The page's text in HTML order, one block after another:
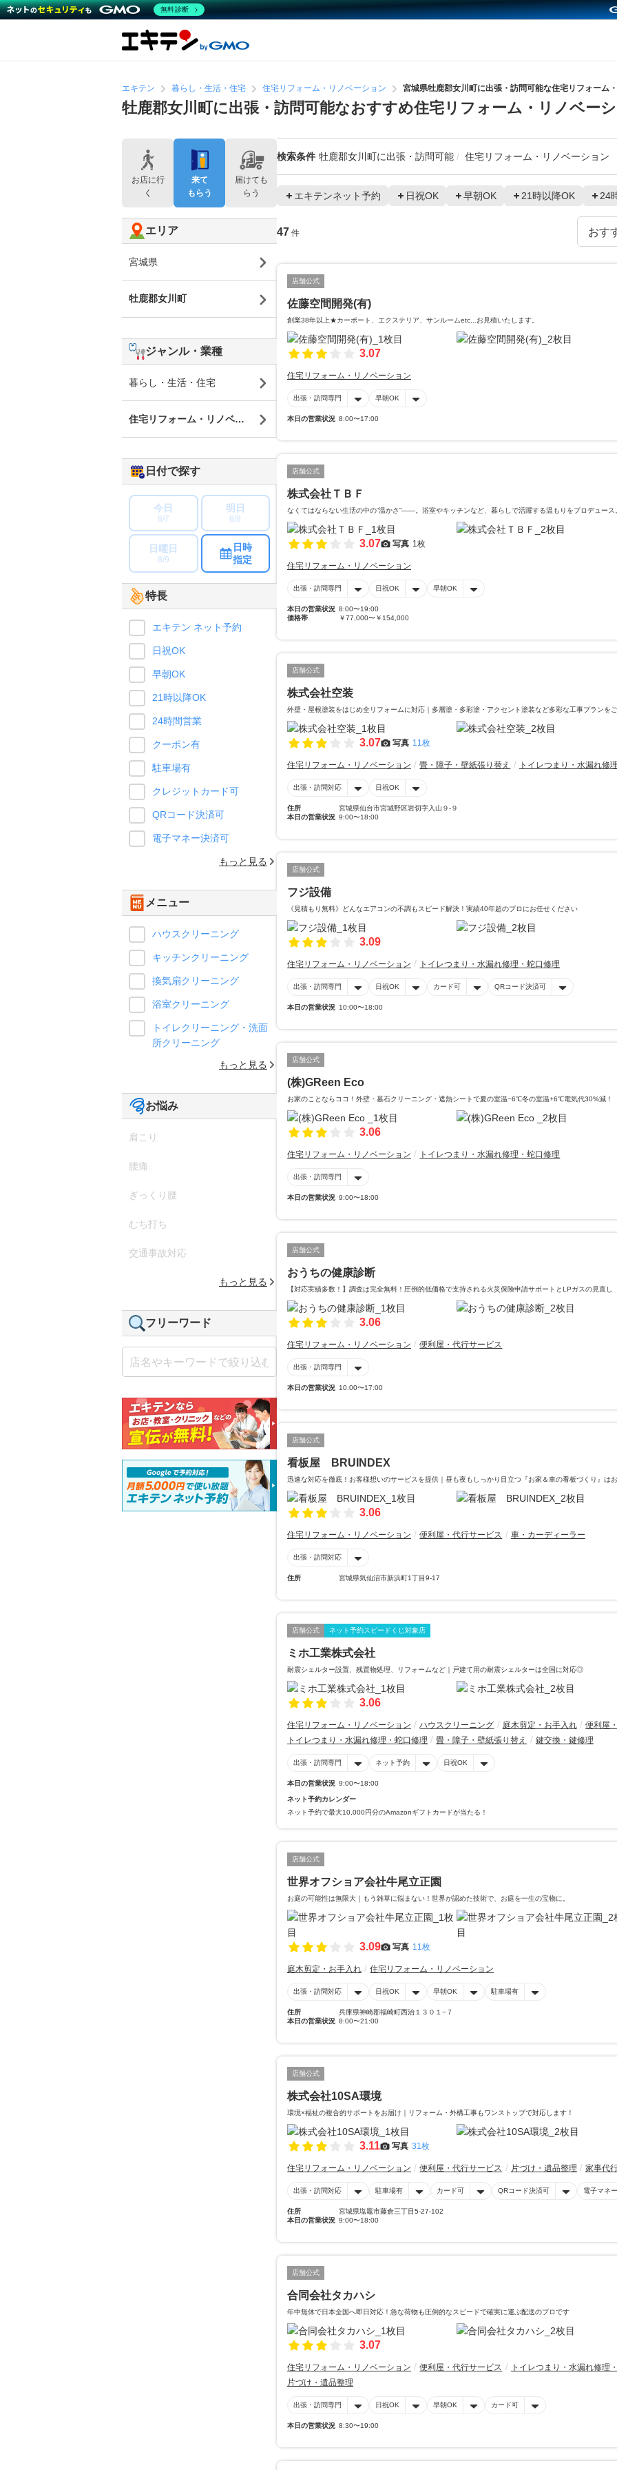
エキテン 暮らし・生活・住宅 住宅リフォーム・リノベーション 宮城県牡鹿郡女川町に出張・訪問可能な住宅リフォーム
牡鹿郡女川町に出張・訪問可能なおすすめ住宅リフォーム・リノベー
検索条件 牡鹿郡女川町に出張・訪問可能 住宅リフォーム・リノベーション
エキテンネット予約 日祝OK 早朝OK 21時以降OK 24
47 件
店舗公式
佐藤空間開発(有)
創業38年以上★カーポート、エクステリア、サンルームetc...お見積いたします。
3.07
住宅リフォーム・リノベーション
出張・訪問専門 早朝OK
本日の営業状況 8:00〜17:00
店舗公式
株式会社ＴＢＦ
なくてはならない生活の中の“温かさ”――。浴室やキッチンなど、暮らしで活躍する温もりをプロデュース
3.07 写真 1枚
住宅リフォーム・リノベーション
出張・訪問専門 日祝OK 早朝OK
本日の営業状況 8:00〜19:00
価格帯
￥77,000〜￥154,000
店舗公式
株式会社空装
外壁・屋根塗装をはじめ全リフォームに対応｜多層塗・多彩塗・アクセント塗装など多彩な工事プランを
3.07 写真 11枚
住宅リフォーム・リノベーション 畳・障子・壁紙張り替え トイレつまり・水漏れ修
出張・訪問対応 日祝OK
住所
宮城県仙台市宮城野区岩切字入山９-９
本日の営業状況 9:00〜18:00
店舗公式
フジ設備
《見積もり無料》どんなエアコンの不調もスピード解決！実績40年超のプロにお任せください
3.09
住宅リフォーム・リノベーション トイレつまり・水漏れ修理・蛇口修理
出張・訪問専門 日祝OK カード可 QRコード決済可
本日の営業状況 10:00〜18:00
店舗公式
(株)GReen Eco
お家のことならココ！外壁・墓石クリーニング・遮熱シートで夏の室温−6℃冬の室温+6℃電気代30%減！
3.06
住宅リフォーム・リノベーション トイレつまり・水漏れ修理・蛇口修理
出張・訪問専門
本日の営業状況 9:00〜18:00
店舗公式
おうちの健康診断
【対応実績多数！】調査は完全無料！圧倒的低価格で支持される火災保険申請サポートとLPガスの見直し
3.06
住宅リフォーム・リノベーション 便利屋・代行サービス
出張・訪問専門
本日の営業状況 10:00〜17:00
店舗公式
看板屋 BRUINDEX
迅速な対応を徹底！お客様想いのサービスを提供｜昼も夜もしっかり目立つ『お家＆車の看板づくり』は
3.06
住宅リフォーム・リノベーション 便利屋・代行サービス 車・カーディーラー
出張・訪問対応
住所 宮城県気仙沼市新浜町1丁目9-17
店舗公式 ネット予約スピードくじ対象店
ミホ工業株式会社
耐震シェルター設置、残置物処理、リフォームなど｜戸建て用の耐震シェルターは全国に対応◎
3.06
住宅リフォーム・リノベーション ハウスクリーニング 庭木剪定・お手入れ
便利屋
トイレつまり・水漏れ修理・蛇口修理
畳・障子・壁紙張り替え 鍵交換・鍵修理
出張・訪問専門 ネット予約 日祝OK
本日の営業状況 9:00〜18:00
ネット予約カレンダー
ネット予約で最大10,000円分のAmazonギフトカードが当たる！
店舗公式
世界オフショア会社牛尾立正園
お庭の可能性は無限大｜もう雑草に悩まない！世界が認めた技術で、お庭を一生の宝物に。
3.09 写真 11枚
庭木剪定・お手入れ 住宅リフォーム・リノベーション
出張・訪問対応 日祝OK 早朝OK 駐車場有
住所
兵庫県神崎郡福崎町西治１３０１−７
本日の営業状況 8:00〜21:00
店舗公式
株式会社10SA環境
環境×福祉の複合的サポートをお届け｜リフォーム・外構工事もワンストップで対応します！
3.11 写真 31枚
住宅リフォーム・リノベーション 便利屋・代行サービス 片づけ・遺品整理 家事代
出張・訪問対応 駐車場有 カード可 QRコード決済可 電子マネ
住所
宮城県塩竈市藤倉三丁目5-27-102
本日の営業状況 9:00〜18:00
店舗公式
合同会社タカハシ
年中無休で日本全国へ即日対応！急な荷物も圧倒的なスピードで確実に運ぶ配送のプロです
3.07
住宅リフォーム・リノベーション 便利屋・代行サービス
トイレつまり・水漏れ修理
片づけ・遺品整理
出張・訪問専門 日祝OK 早朝OK カード可
本日の営業状況 8:30〜19:00
お店に行
く
来て
もらう
届けても
らう
エリア
宮城県
牡鹿郡女川町
ジャンル・業種
暮らし・生活・住宅
住宅リフォーム・リノベーション
日付で探す
今日
8/7
明日
8/8
日曜日
8/9
日時
指定
特長
エキテン ネット予約
日祝OK
早朝OK
21時以降OK
24時間営業
クーポン有
駐車場有
クレジットカード可
QRコード決済可
電子マネー決済可
もっと見る
メニュー
ハウスクリーニング
キッチンクリーニング
換気扇クリーニング
浴室クリーニング
トイレクリーニング・洗面
所クリーニング
もっと見る
お悩み
肩こり
腰痛
ぎっくり腰
むち打ち
交通事故対応
もっと見る
フリーワード
無料診断